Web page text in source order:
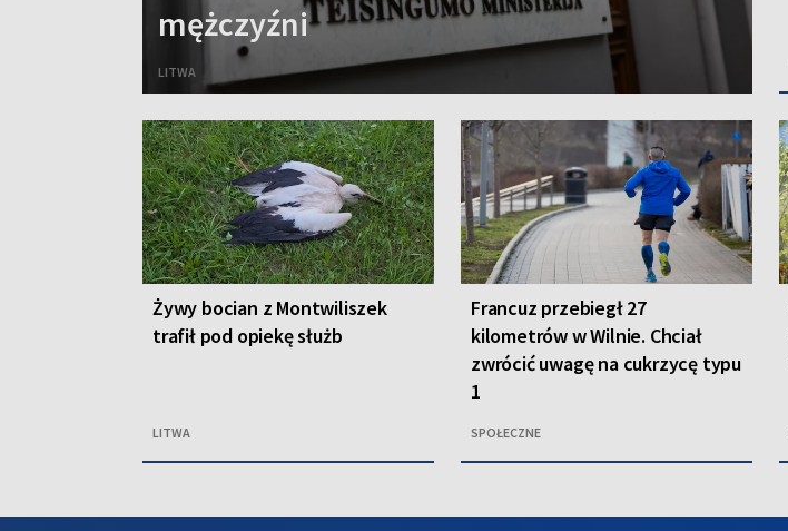
mężczyźni
LITWA
Żywy bocian z Montwiliszek
trafił pod opiekę służb
LITWA
Francuz przebiegł 27
kilometrów w Wilnie. Chciał
zwrócić uwagę na cukrzycę typu
1
SPOŁECZNE